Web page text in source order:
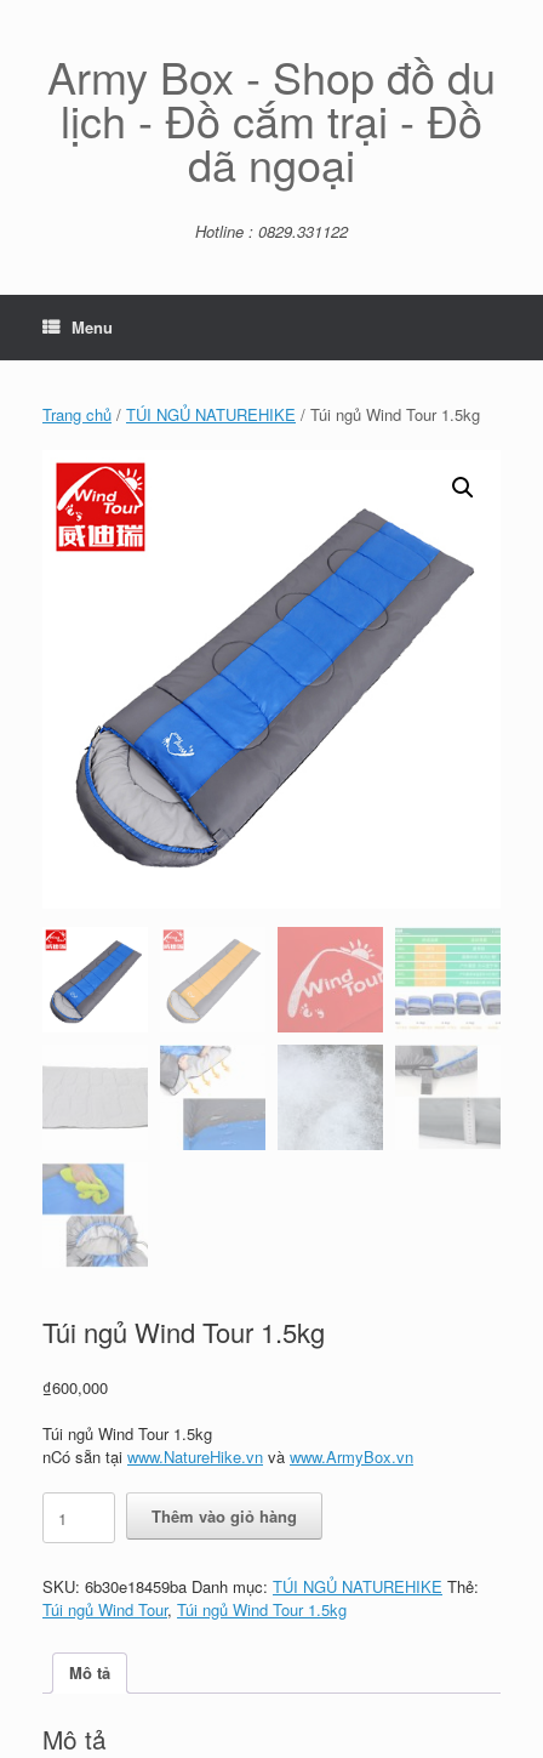
Army Box - Shop đồ du
lịch - Đồ cắm trại - Đồ
dã ngoại
Hotline : 0829.331122
Menu
Trang chủ / TÚI NGỦ NATUREHIKE / Túi ngủ Wind Tour 1.5kg
Túi ngủ Wind Tour 1.5kg
₫600,000
Túi ngủ Wind Tour 1.5kg
nCó sẵn tại www.NatureHike.vn và www.ArmyBox.vn
Túi
ngủ
Wind
1.5kg
số
Thêm vào giỏ hàng
SKU: 6b30e18459ba Danh mục: TÚI NGỦ NATUREHIKE Thẻ:
Túi ngủ Wind Tour, Túi ngủ Wind Tour 1.5kg
Mô tả
Mô tả